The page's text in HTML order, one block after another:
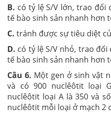
B. có tỷ lệ S/V lớn, trao
tế bào sinh sản nhanh hơn
C. tránh được sự tiêu diệt
D. có tỷ lệ S/V nhỏ, trao
tế bào sinh sản nhanh hơn
Câu 6. Một gen ở sinh vật
và có 900 nuclêôtit loại
nuclêôtit loại A là 350 và
nuclêôtit mỗi loại ở mạch 2